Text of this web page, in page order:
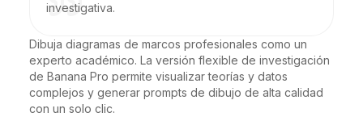
investigativa.
Dibuja diagramas de marcos profesionales como un
experto académico. La versión flexible de investigación
de Banana Pro permite visualizar teorías y datos
complejos y generar prompts de dibujo de alta calidad
con un solo clic.